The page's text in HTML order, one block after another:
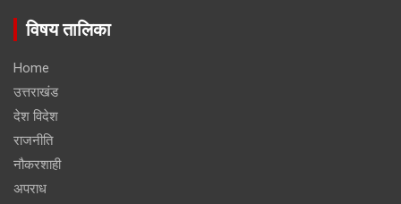
विषय तालिका
Home
उत्तराखंड
देश विदेश
राजनीति
नौकरशाही
अपराध